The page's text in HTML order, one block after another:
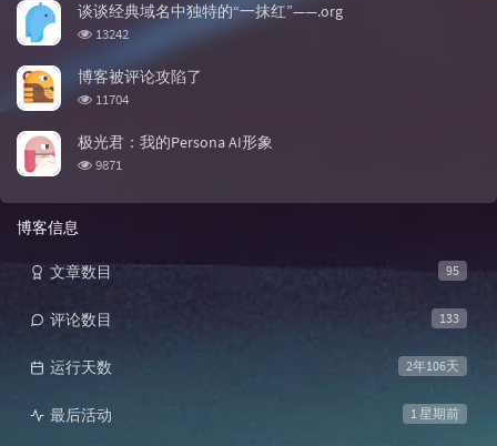
谈谈经典域名中独特的“一抹红”——.org
浏览次数:
13242
博客被评论攻陷了
浏览次数:
11704
极光君：我的Persona AI形象
浏览次数:
9871
博客信息
95
文章数目
133
评论数目
2年106天
运行天数
1 星期前
最后活动